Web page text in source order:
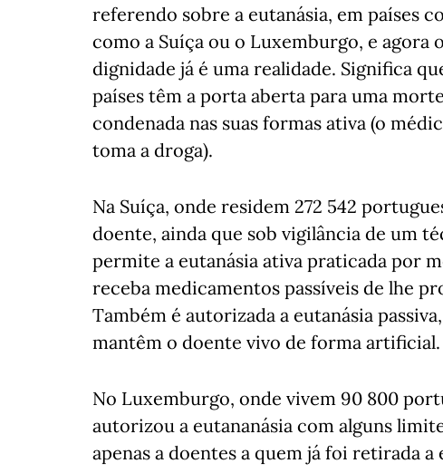
referendo sobre a eutanásia, em países
como a Suíça ou o Luxemburgo, e
dignidade já é uma realidade. Significa
países têm a porta aberta para uma
condenada nas suas formas ativa (o
toma a droga).
Na Suíça, onde residem 272 542
doente, ainda que sob vigilância de um
permite a eutanásia ativa praticada por
receba medicamentos passíveis de lhe
Também é autorizada a eutanásia
mantêm o doente vivo de forma artificial.
No Luxemburgo, onde vivem 90 800
autorizou a eutananásia com alguns
apenas a doentes a quem já foi retirada a